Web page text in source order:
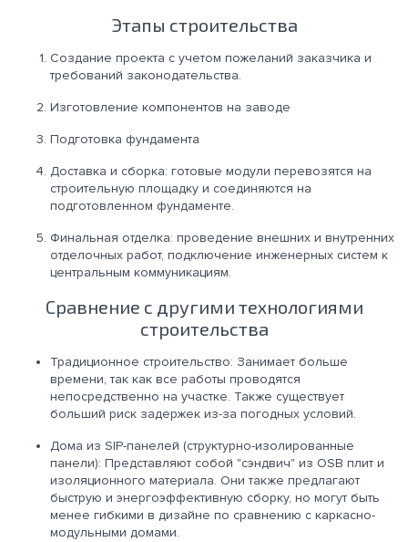
Этапы строительства
Создание проекта с учетом пожеланий заказчика и
требований законодательства.
Изготовление компонентов на заводе
Подготовка фундамента
Доставка и сборка: готовые модули перевозятся на
строительную площадку и соединяются на
подготовленном фундаменте.
Финальная отделка: проведение внешних и внутренних
отделочных работ, подключение инженерных систем к
центральным коммуникациям.
Сравнение с другими технологиями
строительства
Традиционное строительство: Занимает больше
времени, так как все работы проводятся
непосредственно на участке. Также существует
больший риск задержек из-за погодных условий.
Дома из SIP-панелей (структурно-изолированные
панели): Представляют собой "сэндвич" из OSB плит и
изоляционного материала. Они также предлагают
быструю и энергоэффективную сборку, но могут быть
менее гибкими в дизайне по сравнению с каркасно-
модульными домами.